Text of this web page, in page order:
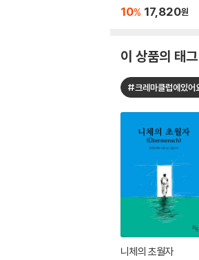
10% 17,820원
이 상품의 태그
#크레마클럽에있어
니체의 초월자